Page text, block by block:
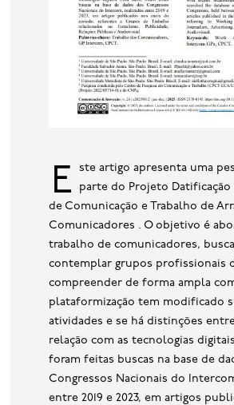
Este artigo apresenta uma pesquisa que é
parte do Projeto Datificação
de Comunicação e Trabalho de
Comunicadores . O objetivo é
trabalho de comunicadores,
contemplar grupos profissionais
compreender de forma ampla
plataformização tem modificado
atividades e se há distinções
relação com as tecnologias
foram feitas buscas na base de
Congressos Nacionais do
entre 2019 e 2023, em artigos